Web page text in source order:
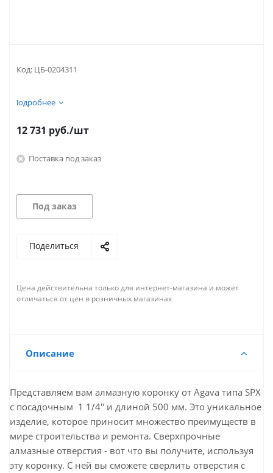
Код: ЦБ-0204311
Подробнее
12 731 руб./шт
Поставка под заказ
Под заказ
Поделиться
Цена действительна только для интернет-магазина и может
отличаться от цен в розничных магазинах
Описание
Представляем вам алмазную коронку от Agava типа SPX
с посадочным 1 1/4" и длиной 500 мм. Это уникальное
изделие, которое приносит множество преимуществ в
мире строительства и ремонта. Сверхпрочные
алмазные отверстия - вот что вы получите, используя
эту коронку. С ней вы сможете сверлить отверстия с